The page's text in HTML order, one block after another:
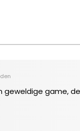
geweldige game,